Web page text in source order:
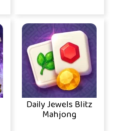
Daily Jewels Blitz
Mahjong